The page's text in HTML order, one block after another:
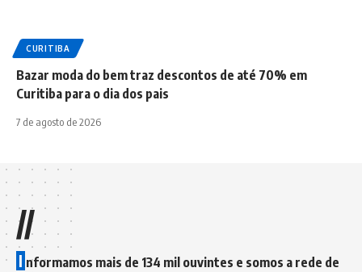
CURITIBA
Bazar moda do bem traz descontos de até 70% em
Curitiba para o dia dos pais
7 de agosto de 2026
//
I nformamos mais de 134 mil ouvintes e somos a rede de